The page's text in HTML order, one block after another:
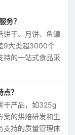
务？
饼干、月饼、鱼罐
9大类超3000个
持的一站式食品采
？
干产品，如325g
案的烘焙研发和生
支持的质量管理体